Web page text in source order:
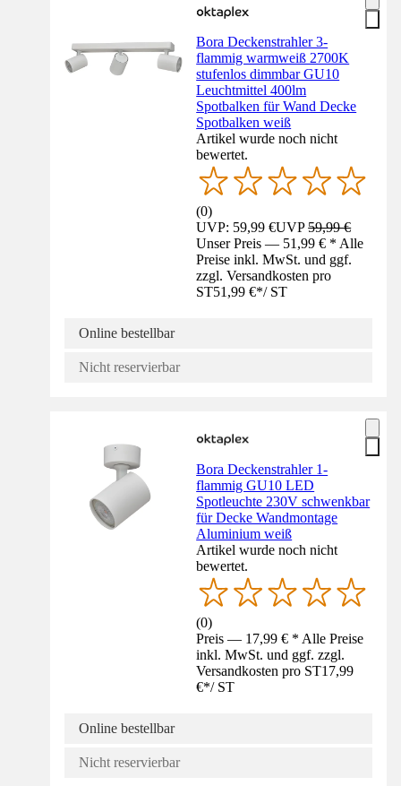
Bora Deckenstrahler 3-
flammig warmweiß 2700K
stufenlos dimmbar GU10
Leuchtmittel 400lm
Spotbalken für Wand Decke
Spotbalken weiß
Artikel wurde noch nicht
bewertet.
(0)
UVP: 59,99 €UVP59,99 €
Unser Preis — 51,99 € * Alle
Preise inkl. MwSt. und ggf.
zzgl. Versandkosten pro
ST51,99 €*/ ST
Online bestellbar
Nicht reservierbar
Bora Deckenstrahler 1-
flammig GU10 LED
Spotleuchte 230V schwenkbar
für Decke Wandmontage
Aluminium weiß
Artikel wurde noch nicht
bewertet.
(0)
Preis — 17,99 € * Alle Preise
inkl. MwSt. und ggf. zzgl.
Versandkosten pro ST17,99
€*/ ST
Online bestellbar
Nicht reservierbar